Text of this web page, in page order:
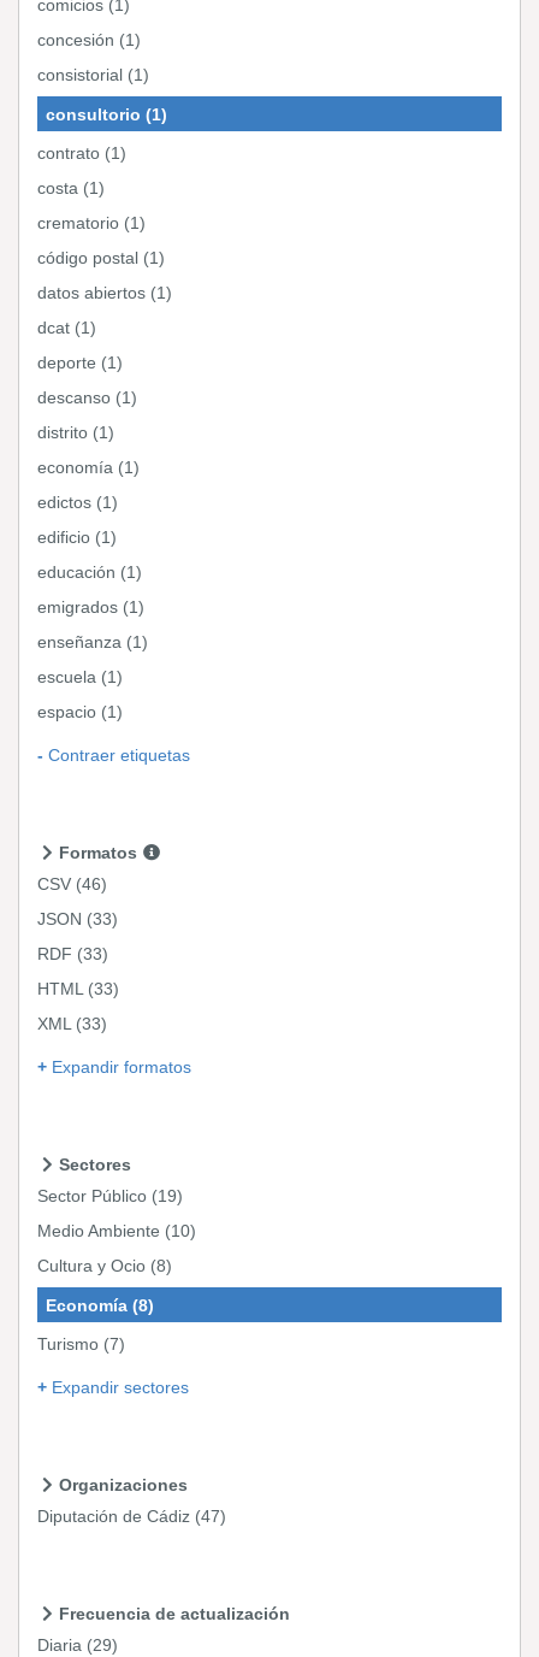
comicios (1)
concesión (1)
consistorial (1)
consultorio (1)
contrato (1)
costa (1)
crematorio (1)
código postal (1)
datos abiertos (1)
dcat (1)
deporte (1)
descanso (1)
distrito (1)
economía (1)
edictos (1)
edificio (1)
educación (1)
emigrados (1)
enseñanza (1)
escuela (1)
espacio (1)
Contraer etiquetas
Formatos
CSV (46)
JSON (33)
RDF (33)
HTML (33)
XML (33)
Expandir formatos
Sectores
Sector Público (19)
Medio Ambiente (10)
Cultura y Ocio (8)
Economía (8)
Turismo (7)
Expandir sectores
Organizaciones
Diputación de Cádiz (47)
Frecuencia de actualización
Diaria (29)